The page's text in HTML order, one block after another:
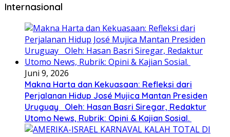
Internasional
Juni 9, 2026
Makna Harta dan Kekuasaan: Refleksi dari
Perjalanan Hidup José Mujica Mantan Presiden
Uruguay Oleh: Hasan Basri Siregar, Redaktur
Utomo News, Rubrik: Opini & Kajian Sosial.